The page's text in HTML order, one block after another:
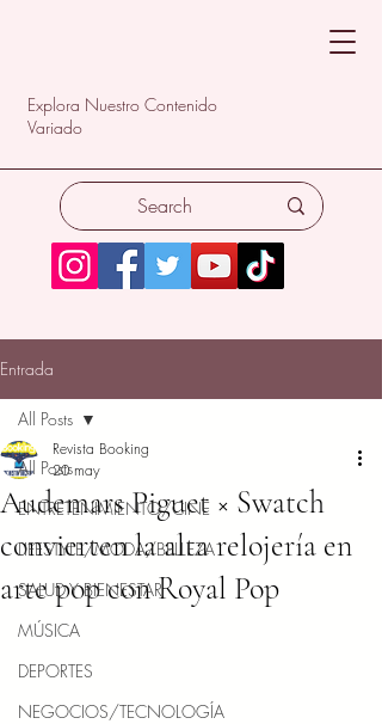
Explora Nuestro Contenido
Variado
Entrada
All Posts
ENTRETENIMIENTO/CINE
LIFESTYLE/MODA/BELLEZA
SALUD Y BIENESTAR
MÚSICA
DEPORTES
NEGOCIOS/TECNOLOGÍA
All Posts
Audemars Piguet × Swatch
convierten la alta relojería en
arte pop con Royal Pop
Revista Booking
20 may